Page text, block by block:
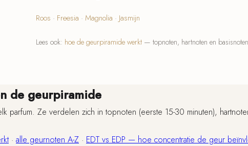
Roos · Freesia · Magnolia · Jasmijn
Lees ook: hoe de geurpiramide werkt — topnoten, hartnoten en
de geurpiramide
parfum. Ze verdelen zich in topnoten (eerste 15-30 minuten),
· alle geurnoten A-Z · EDT vs EDP — hoe concentratie de geur